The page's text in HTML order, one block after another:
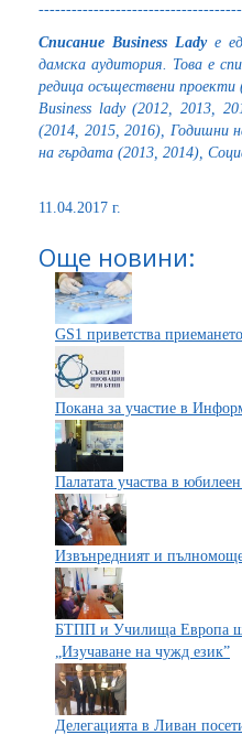
Списание Business Lady е
дамска аудитория. Това е
редица осъществени
Business lady(2012, 2013,
(2014, 2015, 2016), Годишни
на гърдата (2013, 2014),
11.04.2017 г.
Още новини:
GS1 приветства
Покана за участие в
Палатата участва в
Извънредният и
БТПП и Училища Европа ще
„Изучаване на чужд език”
Делегацията в Ливан